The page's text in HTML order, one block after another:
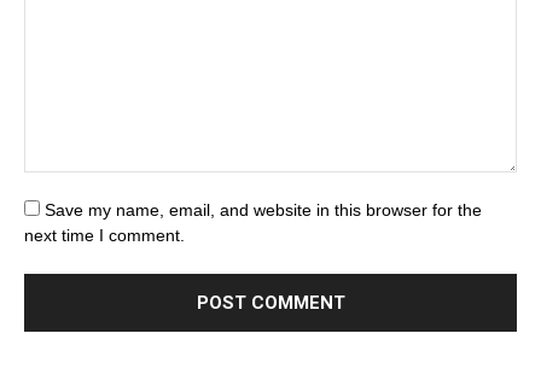
Save my name, email, and website in this browser for the
next time I comment.